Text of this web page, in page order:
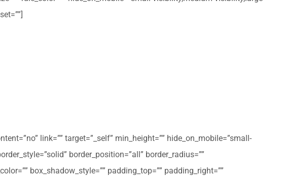
link=”” target=”_self” min_height=”” hide_on_mobile=”small-
border_position=”all” border_radius=””
box_shadow_style=”” padding_top=”” padding_right=””